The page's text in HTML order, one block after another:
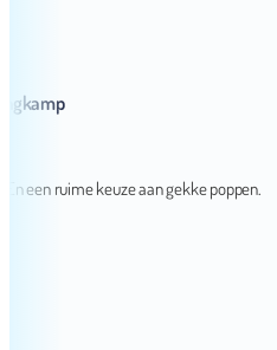
ruime keuze aan gekke poppen.